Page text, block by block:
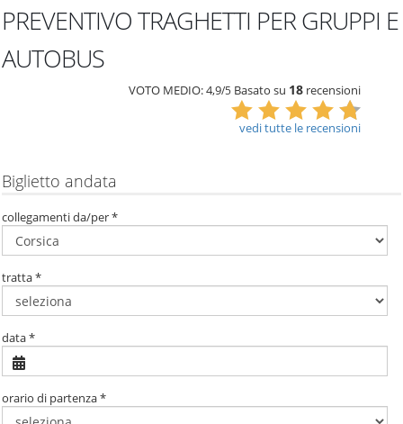
PREVENTIVO TRAGHETTI PER GRUPPI E
AUTOBUS
VOTO MEDIO:4,9/5 Basato su 18 recensioni
vedi tutte le recensioni
Biglietto andata
collegamenti da/per *
tratta *
data *
orario di partenza *